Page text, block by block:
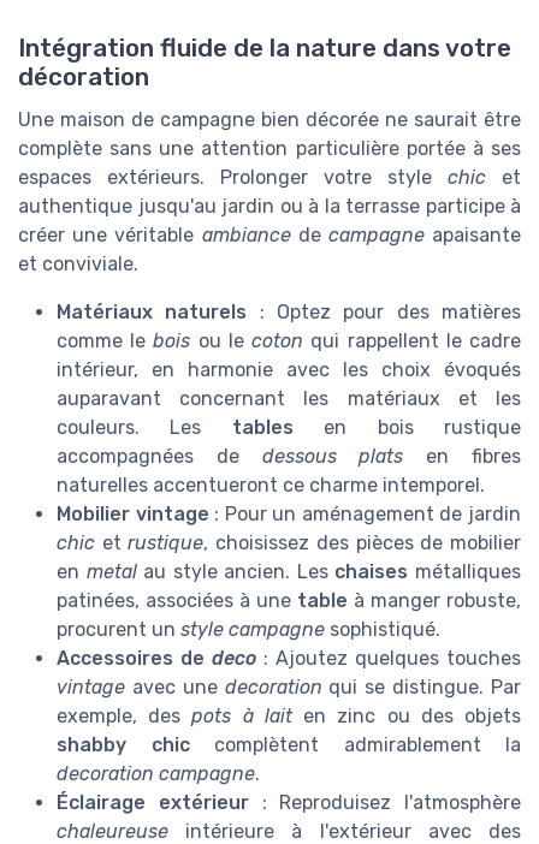
Intégration fluide de la nature dans votre
décoration
Une maison de campagne bien décorée ne saurait être
complète sans une attention particulière portée à ses
espaces extérieurs. Prolonger votre style chic et
authentique jusqu'au jardin ou à la terrasse participe à
créer une véritable ambiancede campagneapaisante
et conviviale.
Matériaux naturels : Optez pour des matières
comme lebois ou lecoton qui rappellent le cadre
intérieur, en harmonie avec les choix évoqués
auparavant concernant les matériaux et les
couleurs. Les tables en bois rustique
accompagnées de dessous plats en fibres
naturelles accentueront ce charme intemporel.
Mobilier vintage : Pour un aménagement de jardin
chic etrustique, choisissez des pièces de mobilier
en metalau style ancien. Les chaises métalliques
patinées, associées à une table à manger robuste,
procurent un style campagne sophistiqué.
Accessoires de deco : Ajoutez quelques touches
vintage avec une decoration qui se distingue. Par
exemple, despots à laiten zinc ou des objets
shabby chiccomplètent admirablement la
decoration campagne.
Éclairage extérieur: Reproduisez l'atmosphère
chaleureuse intérieure à l'extérieur avec des